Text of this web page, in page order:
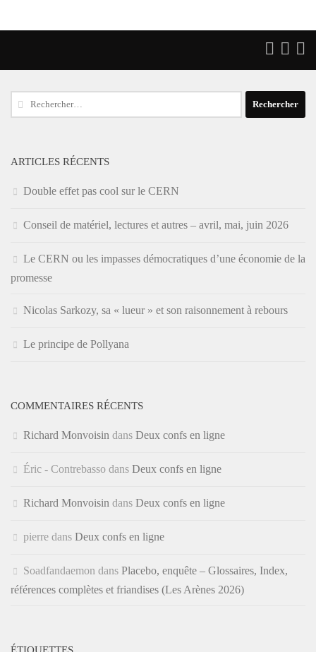
Rechercher :
ARTICLES RÉCENTS
Double effet pas cool sur le CERN
Conseil de matériel, lectures et autres – avril, mai, juin 2026
Le CERN ou les impasses démocratiques d’une économie de la
promesse
Nicolas Sarkozy, sa « lueur » et son raisonnement à rebours
Le principe de Pollyana
COMMENTAIRES RÉCENTS
Richard Monvoisin dans Deux confs en ligne
Éric - Contrebasso dans Deux confs en ligne
Richard Monvoisin dans Deux confs en ligne
pierre dans Deux confs en ligne
Soadfandaemon dans Placebo, enquête – Glossaires, Index,
références complètes et friandises (Les Arènes 2026)
ÉTIQUETTES